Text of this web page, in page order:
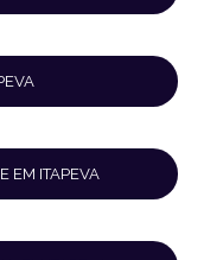
EM ITAPEVA